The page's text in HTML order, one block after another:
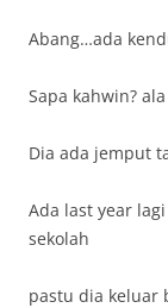
Abang…ada
Sapa kahwin?
Dia ada jemput
Ada last year
sekolah
pastu dia keluar